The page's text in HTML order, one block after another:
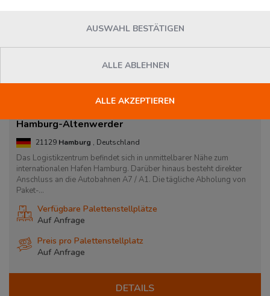
Hamburg-Altenwerder
21129 Hamburg , Deutschland
Das Logistikzentrum befindet sich in unmittelbarer Nähe zum
internationalen Hafen Hamburg. Darüber hinaus besteht direkter
Anschluss an die Autobahnen A7 / A1. Die tägliche Abholung von
Paket-...
Verfügbare Palettenstellplätze
Auf Anfrage
Preis pro Palettenstellplatz
Auf Anfrage
DETAILS
AUSWAHL BESTÄTIGEN
ALLE ABLEHNEN
ALLE AKZEPTIEREN